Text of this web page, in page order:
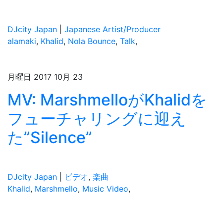
DJcity Japan
Japanese Artist/Producer
alamaki, Khalid, Nola Bounce, Talk,
月曜日 2017 10月 23
MV: MarshmelloがKhalidを
フューチャリングに迎え
た”Silence”
DJcity Japan ビデオ, 楽曲
Khalid, Marshmello, Music Video,